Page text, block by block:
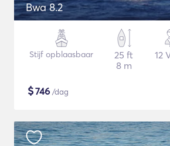
Bwa 8.2
Stijf opblaasbaar
25 ft
8 m
12
$746 /dag